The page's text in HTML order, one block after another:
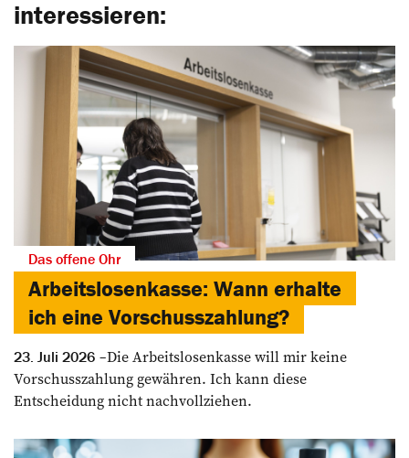
interessieren:
Das offene Ohr
Arbeitslosenkasse: Wann erhalte
ich eine Vorschusszahlung?
23. Juli 2026
Die Arbeitslosenkasse will mir keine
Vorschusszahlung gewähren. Ich kann diese
Entscheidung nicht nachvollziehen.